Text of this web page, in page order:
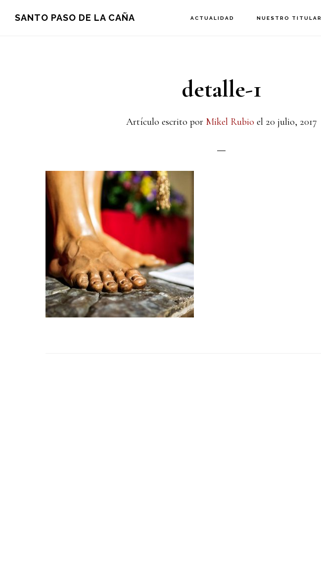
SANTO PASO DE LA CAÑA ACTUALIDAD NUESTRO TITULAR
detalle-1
Artículo escrito por Mikel Rubio el 20 julio, 2017